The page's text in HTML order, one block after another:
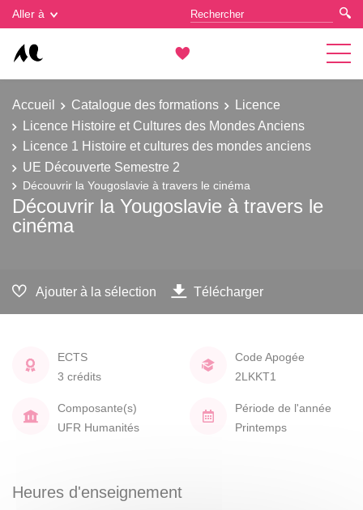
Aller à
Accueil Catalogue des formations
Licence
Licence Histoire et Cultures des Mondes Anciens
Licence 1 Histoire et cultures des mondes anciens
UE Découverte Semestre 2
Découvrir la Yougoslavie à travers le cinéma
Découvrir la Yougoslavie à travers le
cinéma
Ajouter à la sélection Télécharger
ECTS
3 crédits
Code Apogée
2LKKT1
Composante(s)
UFR Humanités
Période de l'année
Printemps
Heures d'enseignement
Gestion des cookies